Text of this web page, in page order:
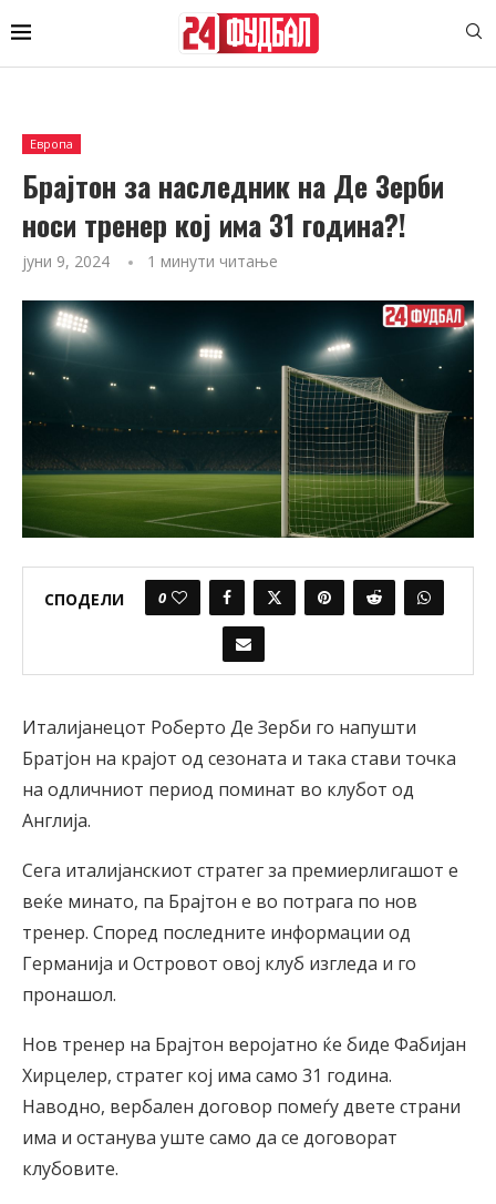
Европа
Брајтон за наследник на Де Зерби
носи тренер кој има 31 година?!
јуни 9, 2024 1 минути читање
СПОДЕЛИ 0
Италијанецот Роберто Де Зерби го напушти
Братјон на крајот од сезоната и така стави точка
на одличниот период поминат во клубот од
Англија.
Сега италијанскиот стратег за премиерлигашот е
веќе минато, па Брајтон е во потрага по нов
тренер. Според последните информации од
Германија и Островот овој клуб изгледа и го
пронашол.
Нов тренер на Брајтон веројатно ќе биде Фабијан
Хирцелер, стратег кој има само 31 година.
Наводно, вербален договор помеѓу двете страни
има и останува уште само да се договорат
клубовите.